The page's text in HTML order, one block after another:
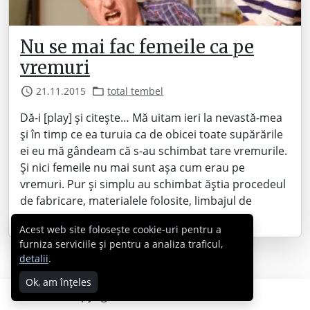
Nu se mai fac femeile ca pe
vremuri
21.11.2015 total tembel
Dă-i [play] și citește… Mă uitam ieri la nevastă-mea
și în timp ce ea turuia ca de obicei toate supărările
ei eu mă gândeam că s-au schimbat tare vremurile.
Și nici femeile nu mai sunt așa cum erau pe
vremuri. Pur și simplu au schimbat ăștia procedeul
de fabricare, materialele folosite, limbajul de
programare… nu…
Copyright © 2007 - 2026 Cabral.ro
Acest web site folosește cookie-uri pentru a
furniza serviciile și pentru a analiza traficul,
detalii.
Ok, am înțeles